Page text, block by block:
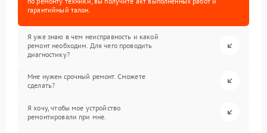
гарантийный талон.
Я уже знаю в чем неисправность и какой
ремонт необходим. Для чего проводить
диагностику?
Мне нужен срочный ремонт. Сможете
сделать?
Я хочу, чтобы мое устройство
ремонтировали при мне.